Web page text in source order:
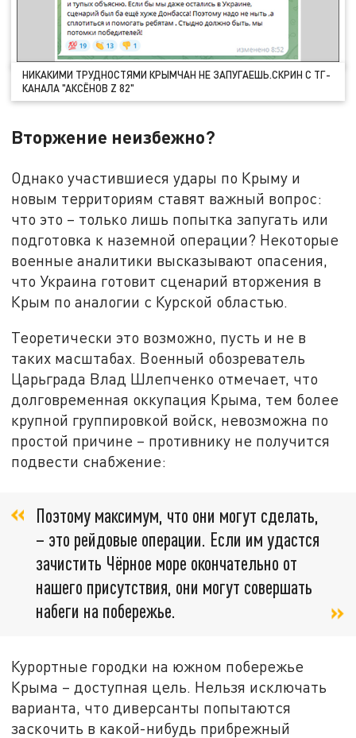
НИКАКИМИ ТРУДНОСТЯМИ КРЫМЧАН НЕ ЗАПУГАЕШЬ.СКРИН С ТГ-
КАНАЛА "АКСЁНОВ Z 82"
Вторжение неизбежно?
Однако участившиеся удары по Крыму и
новым территориям ставят важный вопрос:
что это – только лишь попытка запугать или
подготовка к наземной операции? Некоторые
военные аналитики высказывают опасения,
что Украина готовит сценарий вторжения в
Крым по аналогии с Курской областью.
Теоретически это возможно, пусть и не в
таких масштабах. Военный обозреватель
Царьграда Влад Шлепченко отмечает, что
долговременная оккупация Крыма, тем более
крупной группировкой войск, невозможна по
простой причине – противнику не получится
подвести снабжение:
Поэтому максимум, что они могут сделать,
– это рейдовые операции. Если им удастся
зачистить Чёрное море окончательно от
нашего присутствия, они могут совершать
набеги на побережье.
Курортные городки на южном побережье
Крыма – доступная цель. Нельзя исключать
варианта, что диверсанты попытаются
заскочить в какой-нибудь прибрежный